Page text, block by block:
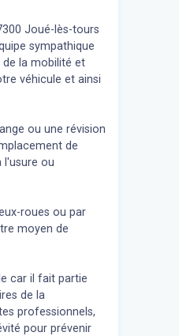
Joué-lès-tours
sympathique
la mobilité et
véhicule et ainsi
ou une révision
de
l'usure ou
roues ou par
moyen de
car il fait partie
de la
professionnels,
pour prévenir